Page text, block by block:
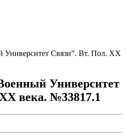
Университет
века. №33817.1